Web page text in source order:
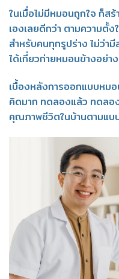
ในเมื่อไม่มีหมอนถูกใจ ก็ส
เองเลยดีกว่า ตามความตั้ง
สำหรับคนทุกรูปร่าง ไม่ว่า
ได้เกี่ยวก่ายหมอนข้างอย่า
เบื้องหลังการออกแบบหม
คิดมาก ทดลองแล้ว ทดลอ
คุณภาพชีวิตในบ้านตามแบ